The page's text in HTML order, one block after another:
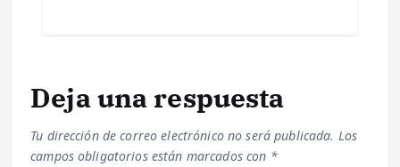
Deja una respuesta
Tu dirección de correo electrónico no será publicada. Los
campos obligatorios están marcados con *